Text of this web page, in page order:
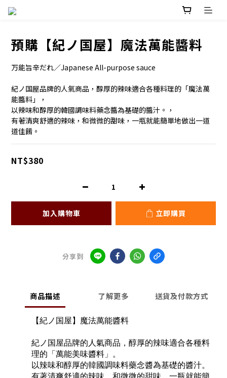
預購【紀ノ国屋】魔法萬能醬料
万能旨辛だれ／Japanese All-purpose sauce
紀ノ国屋品牌的人氣商品，醇厚的辣味適合各種料理的「魔法萬
能醬料」，
以辣味和醇厚的韓國調味料藥念醬為基礎的醬汁。，
有著清爽舒適的辣味，和微微的甜味，一瓶就能簡單地做出一道
道佳餚。
NT$380
加入購物車 立即購買
分享到
商品描述 了解更多 送貨及付款方式
【紀ノ国屋】魔法萬能醬料
紀ノ国屋品牌的人氣商品，醇厚的辣味適合各種料
理的「萬能美味醬料」。
以辣味和醇厚的韓國調味料藥念醬為基礎的醬汁。